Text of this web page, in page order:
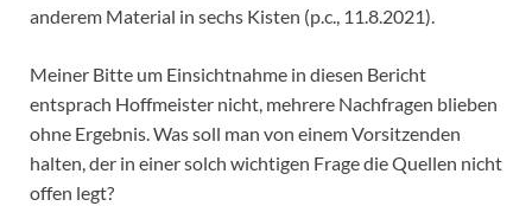
anderem Material in sechs Kisten (p.c., 11.8.2021).
Meiner Bitte um Einsichtnahme in diesen Bericht
entsprach Hoffmeister nicht, mehrere Nachfragen blieben
ohne Ergebnis. Was soll man von einem Vorsitzenden
halten, der in einer solch wichtigen Frage die Quellen nicht
offen legt?